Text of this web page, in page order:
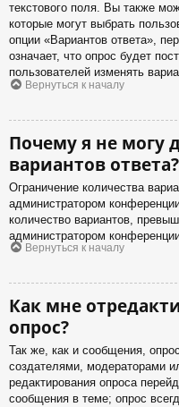
текстового поля. Вы также
которые могут выбрать
опции «Вариантов ответа»,
означает, что опрос будет
пользователей изменять
Вернуться к началу
Почему я не могу
вариантов ответа?
Ограничение количества
администратором
количество вариантов,
администратором
Вернуться к началу
Как мне
опрос?
Так же, как и сообщения,
создателями, модераторами
редактирования опроса
сообщения в теме; опрос